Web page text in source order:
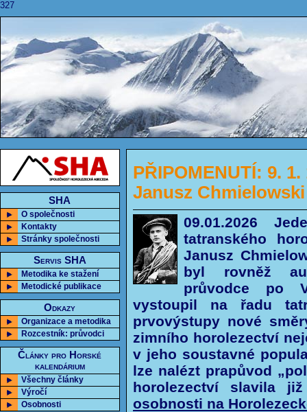
327
SHA
O společnosti
Kontakty
Stránky společnosti
Servis SHA
Metodika ke stažení
Metodické publikace
Odkazy
Organizace a metodika
Rozcestník: průvodci
Články pro Horské
kalendárium
Všechny články
Výročí
Osobnosti
PŘIPOMENUTÍ: 9.
Janusz Chmielowski
09.01.2026
tatranského
Janusz
byl rovněž
průvodce po
vystoupil na řadu
prvovýstupy nové
zimního horolezectví
v jeho soustavné
lze nalézt prapůvod
horolezectví slavila
osobnosti na